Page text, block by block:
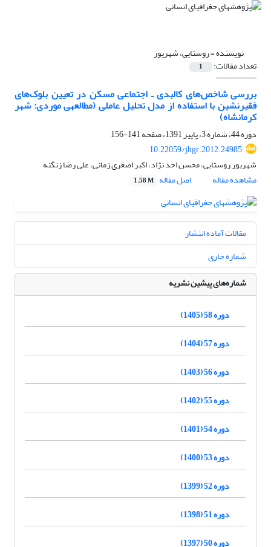
نویسنده =روستایی، شهریور
تعداد مقالات: 1
بررسی شاخص‌های کالبدی ـ اجتماعی مسکن در تعیین بلوک‌های
فقیرنشین با استفاده از مدل تحلیل عاملی (مطالعه‎ی موردی: شهر
کرمانشاه)
دوره 44، شماره 3، پاییز 1391، صفحه
141-156
10.22059/jhgr.2012.24985
شهریور روستایی، محسن احد نژاد، اکبر اصغری زمانی، علی رضا زنگنه
مشاهده مقاله
اصل مقاله 1.58 M
مقالات آماده انتشار
شماره جاری
شماره‌های پیشین نشریه
دوره 58 (1405)
دوره 57 (1404)
دوره 56 (1403)
دوره 55 (1402)
دوره 54 (1401)
دوره 53 (1400)
دوره 52 (1399)
دوره 51 (1398)
دوره 50 (1397)